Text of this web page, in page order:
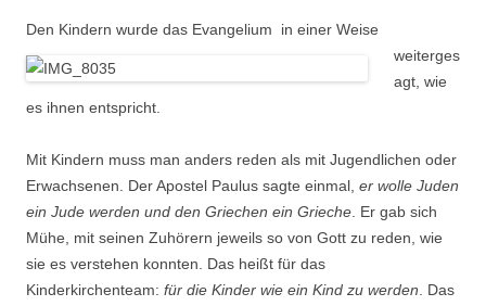
Den Kindern wurde das Evangelium in einer Weise
weiterges
agt, wie
es ihnen entspricht.
Mit Kindern muss man anders reden als mit Jugendlichen oder
Erwachsenen. Der Apostel Paulus sagte einmal, er wolle Juden
ein Jude werden und den Griechen ein Grieche. Er gab sich
Mühe, mit seinen Zuhörern jeweils so von Gott zu reden, wie
sie es verstehen konnten. Das heißt für das
Kinderkirchenteam: für die Kinder wie ein Kind zu werden. Das